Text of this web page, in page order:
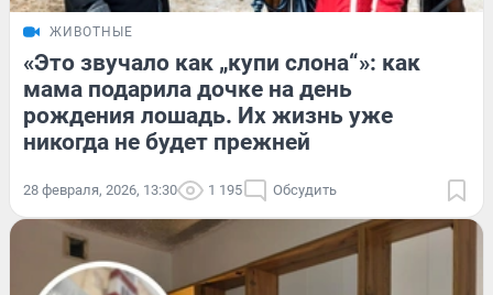
ЖИВОТНЫЕ
«Это звучало как „купи слона“»: как
мама подарила дочке на день
рождения лошадь. Их жизнь уже
никогда не будет прежней
28 февраля, 2026, 13:30 1 195 Обсудить